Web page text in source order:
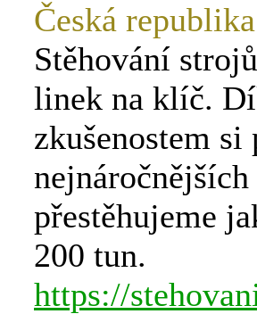
Česká republika
Stěhování
linek na klíč.
zkušenostem
přestěhujeme
200 tun.
https://